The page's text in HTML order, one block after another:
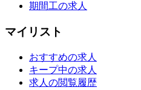
期間工の求人
マイリスト
おすすめの求人
キープ中の求人
求人の閲覧履歴